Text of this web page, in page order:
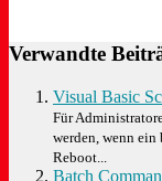
Verwandte
Visual Basic
Für
werden, wenn
Reboot...
Batch